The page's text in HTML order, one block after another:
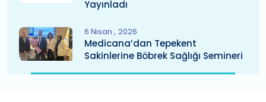
Yayınladı
6 Nisan 2026
Medicana’dan Tepekent
Sakinlerine Böbrek Sağlığı Semineri